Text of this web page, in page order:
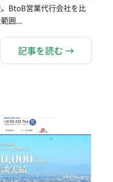
BtoB営業代行会社を比
囲...
記事を読む →